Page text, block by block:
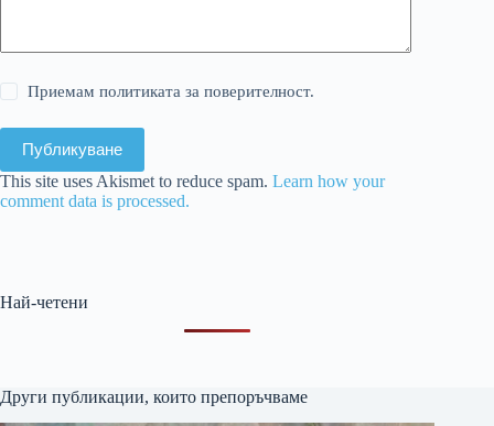
Приемам политиката за поверителност.
Публикуване
This site uses Akismet to reduce spam. Learn how your
comment data is processed.
Най-четени
Други публикации, които препоръчваме